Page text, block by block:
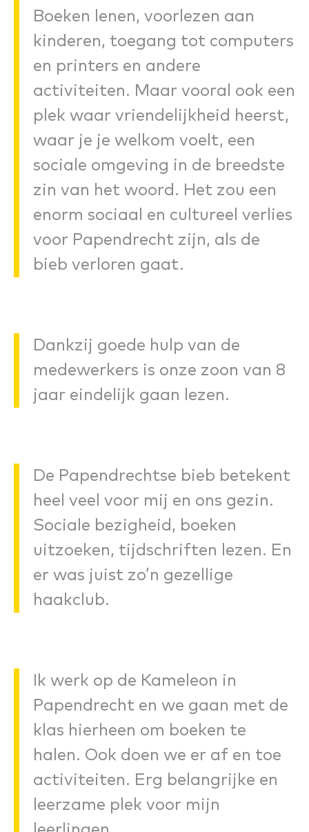
Boeken lenen, voorlezen aan
kinderen, toegang tot computers
en printers en andere
activiteiten. Maar vooral ook een
plek waar vriendelijkheid heerst,
waar je je welkom voelt, een
sociale omgeving in de breedste
zin van het woord. Het zou een
enorm sociaal en cultureel verlies
voor Papendrecht zijn, als de
bieb verloren gaat.
Dankzij goede hulp van de
medewerkers is onze zoon van 8
jaar eindelijk gaan lezen.
De Papendrechtse bieb betekent
heel veel voor mij en ons gezin.
Sociale bezigheid, boeken
uitzoeken, tijdschriften lezen. En
er was juist zo’n gezellige
haakclub.
Ik werk op de Kameleon in
Papendrecht en we gaan met de
klas hierheen om boeken te
halen. Ook doen we er af en toe
activiteiten. Erg belangrijke en
leerzame plek voor mijn